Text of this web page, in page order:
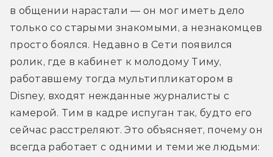
в общении нарастали — он мог иметь дело
только со старыми знакомыми, а незнакомцев
просто боялся. Недавно в Сети появился
ролик, где в кабинет к молодому Тиму,
работавшему тогда мультипликатором в
Disney, входят нежданные журналисты с
камерой. Тим в кадре испуган так, будто его
сейчас расстреляют. Это объясняет, почему он
всегда работает с одними и теми же людьми: